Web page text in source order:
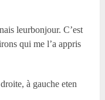
leurbonjour. C’est
qui me l’a appris
à gauche eten